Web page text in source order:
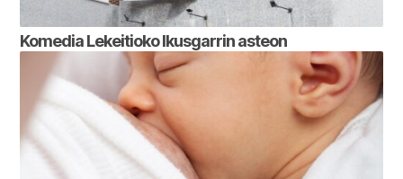
Komedia Lekeitioko Ikusgarrin asteon